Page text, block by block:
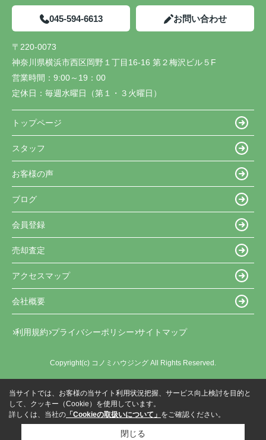
045-594-6613 お問い合わせ
〒220-0073
神奈川県横浜市西区岡野１丁目16-16 第２梅沢ビル５F
営業時間： 9:00～19：00
定休日： 毎週水曜日（第１・３火曜日）
トップページ
スタッフ
お客様の声
ブログ
会員登録
売却査定
アクセスマップ
会社概要
利用規約 プライバシーポリシー サイトマップ
Copyright(c) コノミハウジング All Rights Reserved.
当サイトでは、お客様の当サイト利用状況把握、サービス向上検討を目的と
して、クッキー（Cookie）を使用しています。
詳しくは、当社の 「Cookieの取扱いについて」 をご確認ください。
閉じる